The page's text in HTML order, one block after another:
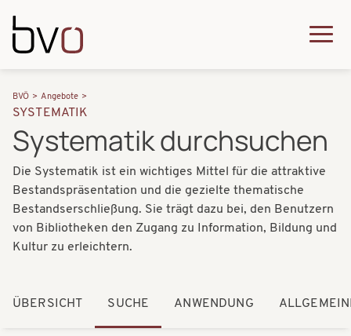
k
m
e
n
u
t
n
i
P
f
a
d
n
a
v
g
BVÖ Angebote
SYSTEMATIK
Systematik durchsuchen
Die Systematik ist ein wichtiges Mittel für die attraktive
Bestandspräsentation und die gezielte thematische
Bestandserschließung. Sie trägt dazu bei, den Benutzern
von Bibliotheken den Zugang zu Information, Bildung und
Kultur zu erleichtern.
ÜBERSICHT SUCHE ANWENDUNG